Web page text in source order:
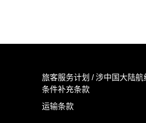
旅客服务计划 / 涉中国大陆航
条件补充条款
运输条款